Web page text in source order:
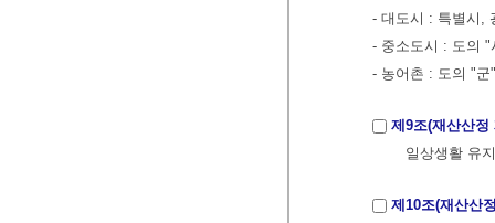
- 대도시 : 특별시,
- 중소도시 : 도의 "
- 농어촌 : 도의 "군"
제9조(재산산정
일상생활 유
제10조(재산산